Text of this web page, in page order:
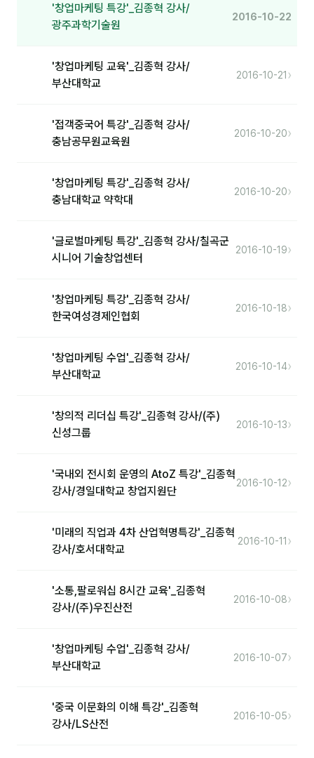
등급 · 포인트
자주 묻는 질문
'창업마케팅 특강'_김종혁 강사/
광주과학기술원
2016-10-22
'창업마케팅 교육'_김종혁 강사/
부산대학교
2016-10-21 ›
'접객중국어 특강'_김종혁 강사/
충남공무원교육원
2016-10-20›
'창업마케팅 특강'_김종혁 강사/
충남대학교 약학대
2016-10-20›
'글로벌마케팅 특강'_김종혁 강사/칠곡군
시니어 기술창업센터
2016-10-19›
'창업마케팅 특강'_김종혁 강사/
한국여성경제인협회
2016-10-18›
'창업마케팅 수업'_김종혁 강사/
부산대학교
2016-10-14›
'창의적 리더십 특강'_김종혁 강사/(주)
신성그룹
2016-10-13›
'국내외 전시회 운영의 AtoZ 특강'_김종혁
강사/경일대학교 창업지원단
2016-10-12›
'미래의 직업과 4차 산업혁명특강'_김종혁
강사/호서대학교
2016-10-11 ›
'소통,팔로워십 8시간 교육'_김종혁
강사/(주)우진산전
2016-10-08›
'창업마케팅 수업'_김종혁 강사/
부산대학교
2016-10-07›
'중국 이문화의 이해 특강'_김종혁
강사/LS산전
2016-10-05›